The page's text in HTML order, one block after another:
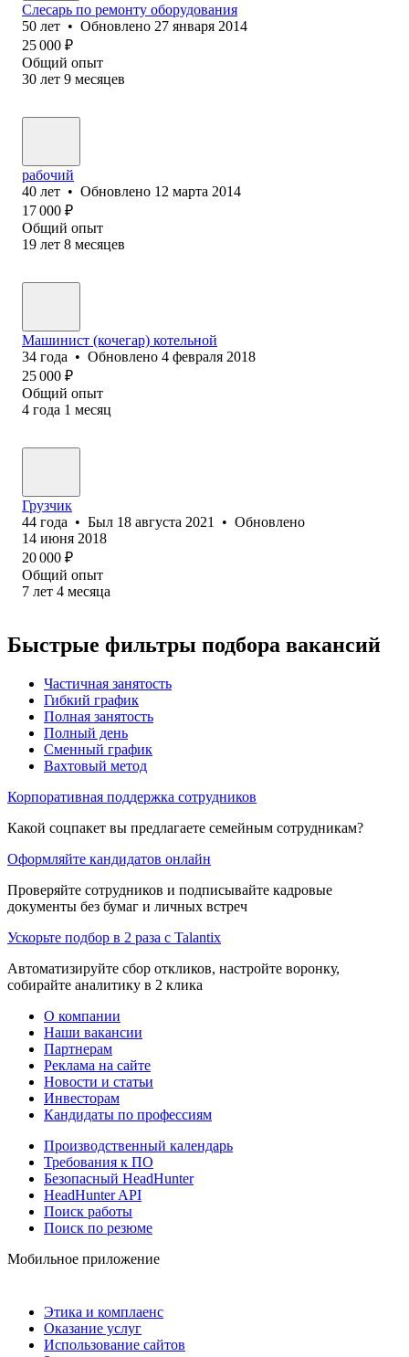
Слесарь по ремонту оборудования
50 лет • Обновлено 27 января 2014
25 000 ₽
Общий опыт
30 лет 9 месяцев
рабочий
40 лет • Обновлено 12 марта 2014
17 000 ₽
Общий опыт
19 лет 8 месяцев
Машинист (кочегар) котельной
34 года • Обновлено 4 февраля 2018
25 000 ₽
Общий опыт
4 года 1 месяц
Грузчик
44 года • Был 18 августа 2021 • Обновлено
14 июня 2018
20 000 ₽
Общий опыт
7 лет 4 месяца
Быстрые фильтры подбора вакансий
Частичная занятость
Гибкий график
Полная занятость
Полный день
Сменный график
Вахтовый метод
Корпоративная поддержка сотрудников
Какой соцпакет вы предлагаете семейным сотрудникам?
Оформляйте кандидатов онлайн
Проверяйте сотрудников и подписывайте кадровые
документы без бумаг и личных встреч
Ускорьте подбор в 2 раза с Talantix
Автоматизируйте сбор откликов, настройте воронку,
собирайте аналитику в 2 клика
О компании
Наши вакансии
Партнерам
Реклама на сайте
Новости и статьи
Инвесторам
Кандидаты по профессиям
Производственный календарь
Требования к ПО
Безопасный HeadHunter
HeadHunter API
Поиск работы
Поиск по резюме
Мобильное приложение
Этика и комплаенс
Оказание услуг
Использование сайтов